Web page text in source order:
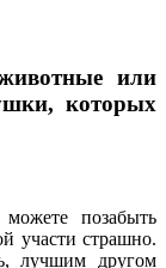
или
которых
позабыть
участи страшно.
лучшим другом